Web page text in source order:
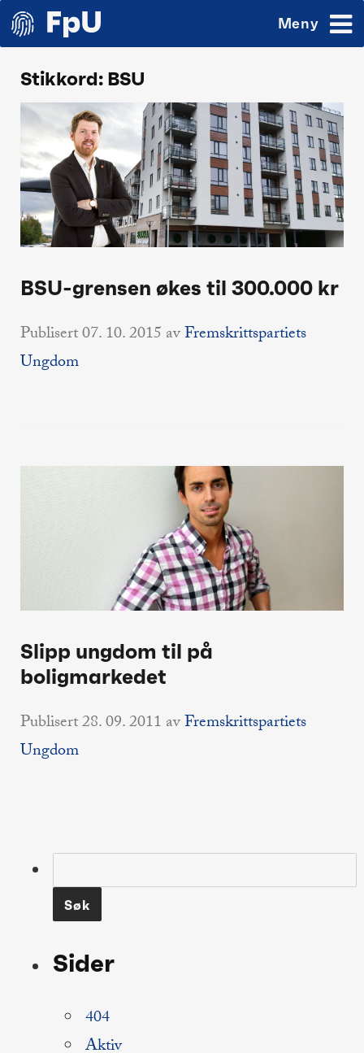
Meny
Stikkord: BSU
BSU-grensen økes til 300.000 kr
Publisert07. 10. 2015 avFremskrittspartiets
Ungdom
Slipp ungdom til på
boligmarkedet
Publisert28. 09. 2011 avFremskrittspartiets
Ungdom
etter:
Sider
404
Aktiv